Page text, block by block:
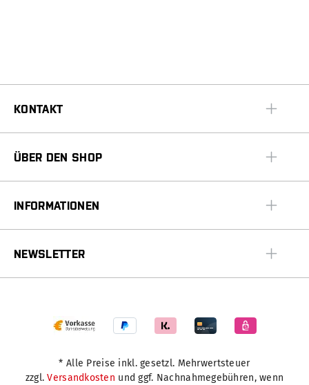
KONTAKT
ÜBER DEN SHOP
INFORMATIONEN
NEWSLETTER
* Alle Preise inkl. gesetzl. Mehrwertsteuer
zzgl.Versandkosten und ggf. Nachnahmegebühren, wenn